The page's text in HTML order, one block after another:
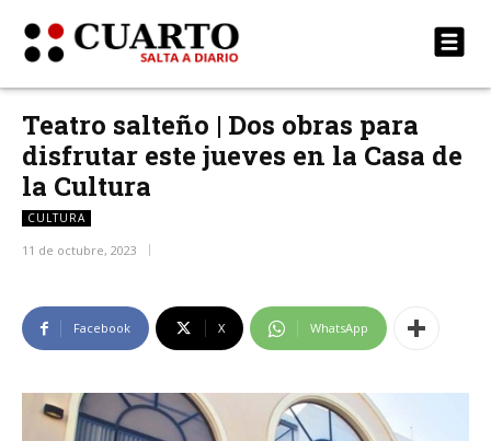
Teatro salteño | Dos obras para
disfrutar este jueves en la Casa de
la Cultura
CULTURA
11 de octubre, 2023
Facebook X WhatsApp